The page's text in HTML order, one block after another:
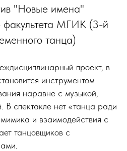
"Новые имена"
факультета МГИК (3-й
танца)
проект, в
инструментом
наравне с музыкой,
В спектакле нет «танца ради
и взаимодействия с
танцовщиков с